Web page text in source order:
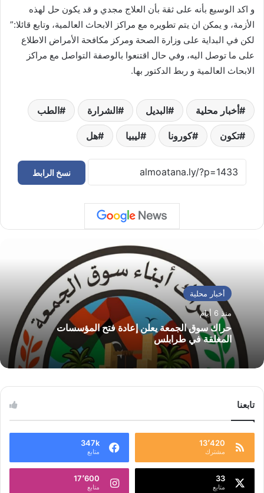
و اكد الوسيع بأنه على ثقة بأن العلاج مجدي و قد يكون حل لهذه
الأزمة، و يمكن ان يتم تطويره مع مراكز الابحاث العالمية، وتابع قائلا:”
لكن في البداية على وزارة الصحة ومركز مكافحة الأمراض الاطلاع
على ما توصل اليه، وفي حال اقتنعوا بالوصفة التواصل مع مراكز
الابحاث العالمية و ربط الدكتور بها.
أخبار محلية البديل الشرارة الطب
تكون كورونا ليبيا هل
نسخ الرابط
أخبار محلية
منذ 6 أيام
حراك سوق الجمعة يعلن إعادة فتح المؤسسات
المغلقة في طرابلس
تابعنا
13٬420
مشترك
347k
متابع
33
متابع
17٬600
متابع